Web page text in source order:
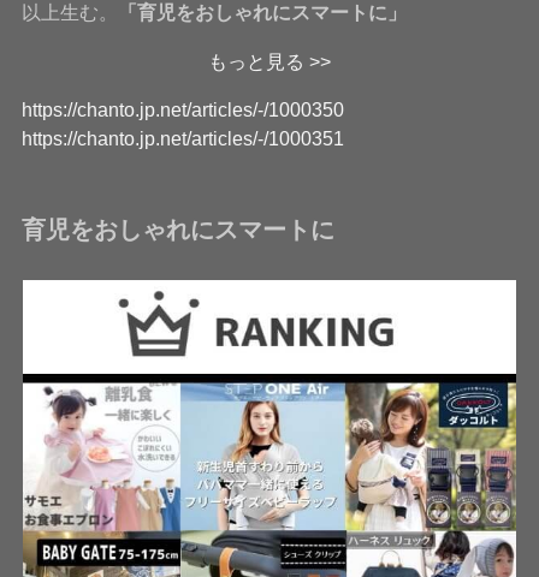
以上生む。
「育児をおしゃれにスマートに」
もっと見る >>
https://chanto.jp.net/articles/-/1000350
https://chanto.jp.net/articles/-/1000351
育児をおしゃれにスマートに